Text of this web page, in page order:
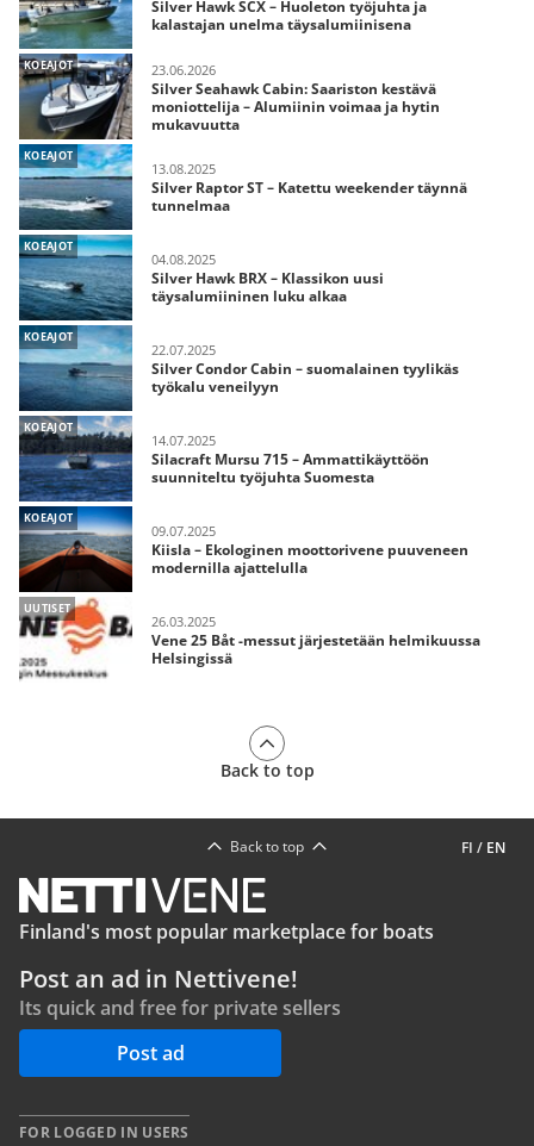
Silver Hawk SCX – Huoleton työjuhta ja
kalastajan unelma täysalumiinisena
KOEAJOT 23.06.2026
Silver Seahawk Cabin: Saariston kestävä
moniottelija – Alumiinin voimaa ja hytin
mukavuutta
KOEAJOT
13.08.2025
Silver Raptor ST – Katettu weekender täynnä
tunnelmaa
KOEAJOT
04.08.2025
Silver Hawk BRX – Klassikon uusi
täysalumiininen luku alkaa
KOEAJOT
22.07.2025
Silver Condor Cabin – suomalainen tyylikäs
työkalu veneilyyn
KOEAJOT
14.07.2025
Silacraft Mursu 715 – Ammattikäyttöön
suunniteltu työjuhta Suomesta
KOEAJOT
09.07.2025
Kiisla – Ekologinen moottorivene puuveneen
modernilla ajattelulla
UUTISET
26.03.2025
Vene 25 Båt -messut järjestetään helmikuussa
Helsingissä
Back to top
FI / EN
Back to top
Finland's most popular marketplace for boats
Post an ad in Nettivene!
Its quick and free for private sellers
Post ad
FOR LOGGED IN USERS